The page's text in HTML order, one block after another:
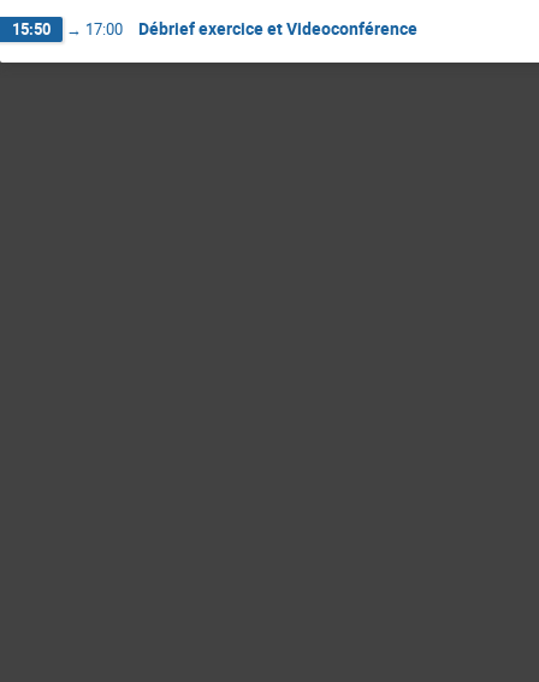
15:50 → 17:00 Débrief exercice et Videoconférence